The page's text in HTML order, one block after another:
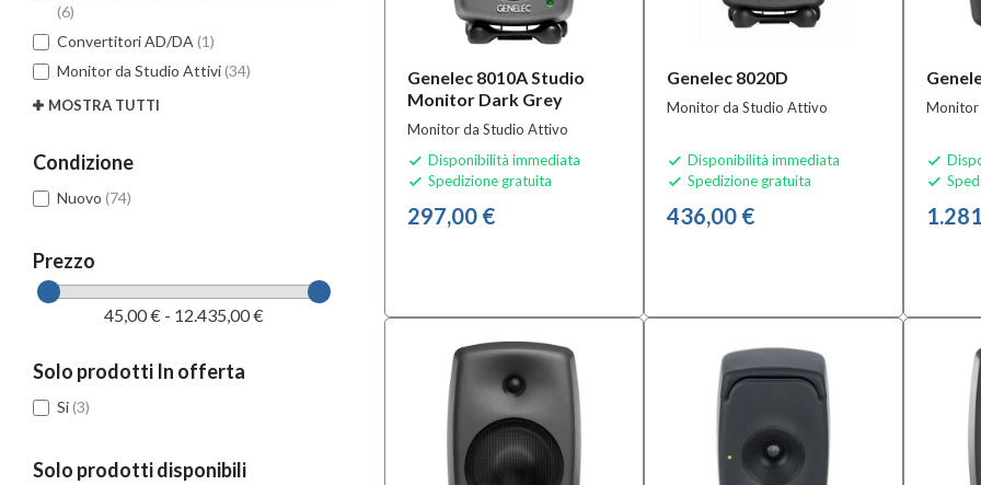
(6)
Convertitori AD/DA (1)
Monitor da Studio Attivi(34)
MOSTRA TUTTI
Condizione
Nuovo (74)
Prezzo
45,00 € - 12.435,00 €
Solo prodotti In offerta
Si(3)
Solo prodotti disponibili
Genelec 8010A Studio
Monitor Dark Grey
Monitor da Studio Attivo
 Disponibilità immediata
 Spedizione gratuita
297,00 €
Genelec 8020D
Monitor da Studio Attivo
 Disponibilità immediata
 Spedizione gratuita
436,00 €
Monitor

